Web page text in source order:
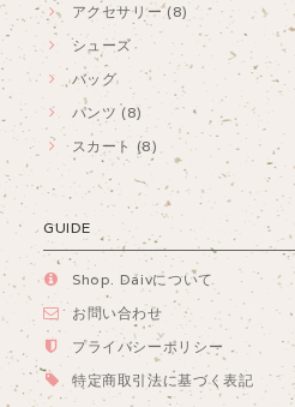
アクセサリー (8)
シューズ
バッグ
パンツ (8)
スカート (8)
GUIDE
Shop. Daivについて
お問い合わせ
プライバシーポリシー
特定商取引法に基づく表記